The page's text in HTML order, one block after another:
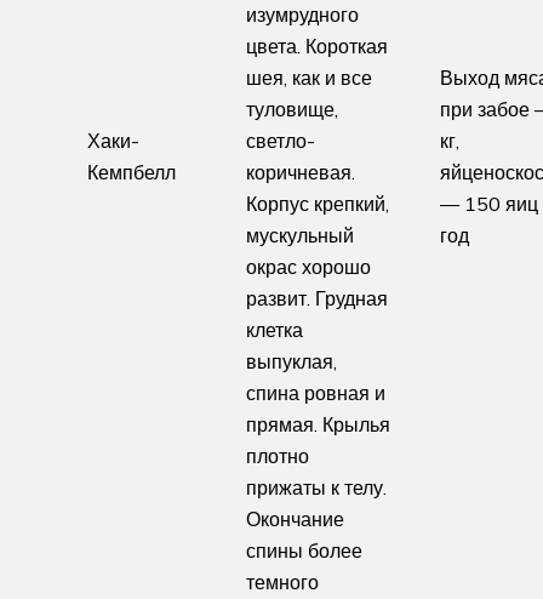
Хаки-
Кемпбелл
изумрудного
цвета. Короткая
шея, как и все
туловище,
светло-
коричневая.
Корпус крепкий,
мускульный
окрас хорошо
развит. Грудная
клетка
выпуклая,
спина ровная и
прямая. Крылья
плотно
прижаты к телу.
Окончание
спины более
темного
Выход
при забое
кг,
— 150 яиц
год